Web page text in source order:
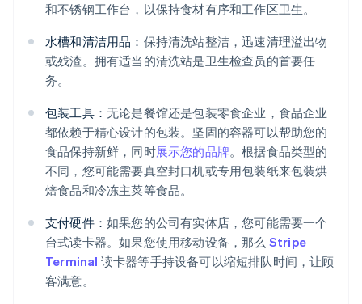
和不锈钢工作台，以保持食材有序和工作区卫生。
水槽和清洁用品： 保持清洗站整洁，迅速清理溢出物
或残渣。拥有适当的清洗站是卫生检查员的首要任
务。
包装工具： 无论是餐馆还是包装零食企业，食品企业
都依赖于精心设计的包装。坚固的容器可以帮助您的
食品保持新鲜，同时展示您的品牌。根据食品类型的
不同，您可能需要真空封口机或专用包装纸来包装烘
焙食品和冷冻主菜等食品。
支付硬件： 如果您的公司有实体店，您可能需要一个
台式读卡器。如果您使用移动设备，那么 Stripe
Terminal 读卡器等手持设备可以缩短排队时间，让顾
客满意。